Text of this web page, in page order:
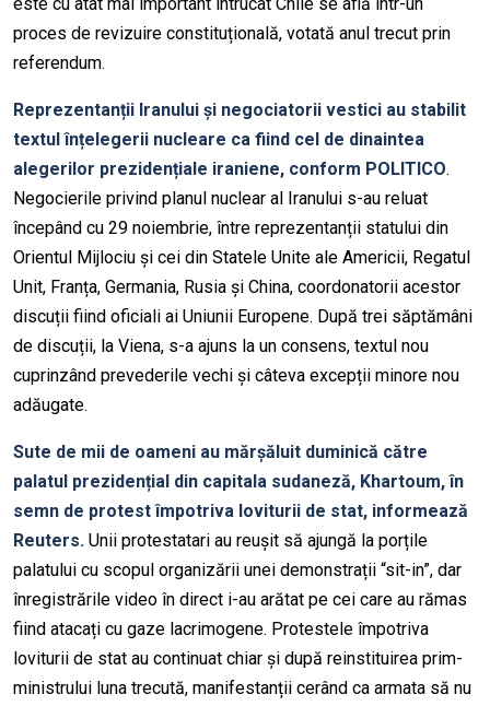
este cu atât mai important întrucât Chile se află într-un
proces de revizuire constituțională, votată anul trecut prin
referendum.
Reprezentanții Iranului și negociatorii vestici au stabilit
textul înțelegerii nucleare ca fiind cel de dinaintea
alegerilor prezidențiale iraniene, conform POLITICO.
Negocierile privind planul nuclear al Iranului s-au reluat
începând cu 29 noiembrie, între reprezentanții statului din
Orientul Mijlociu și cei din Statele Unite ale Americii, Regatul
Unit, Franța, Germania, Rusia și China, coordonatorii acestor
discuții fiind oficiali ai Uniunii Europene. După trei săptămâni
de discuții, la Viena, s-a ajuns la un consens, textul nou
cuprinzând prevederile vechi și câteva excepții minore nou
adăugate.
Sute de mii de oameni au mărșăluit duminică către
palatul prezidențial din capitala sudaneză, Khartoum, în
semn de protest împotriva loviturii de stat, informează
Reuters. Unii protestatari au reușit să ajungă la porțile
palatului cu scopul organizării unei demonstrații “sit-in”, dar
înregistrările video în direct i-au arătat pe cei care au rămas
fiind atacați cu gaze lacrimogene. Protestele împotriva
loviturii de stat au continuat chiar și după reinstituirea prim-
ministrului luna trecută, manifestanții cerând ca armata să nu